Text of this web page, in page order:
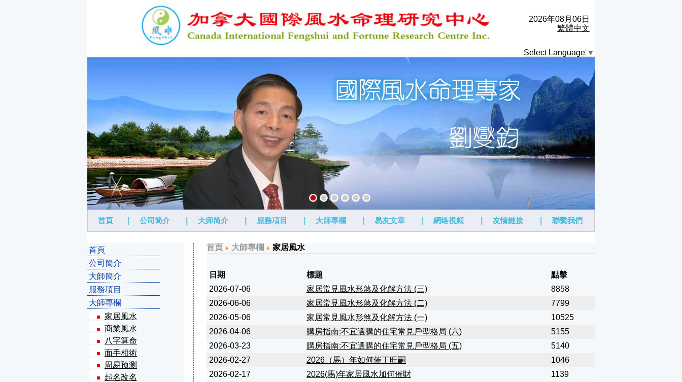
2026年08月06日
繁體中文
Select Language ▼
首頁 公司简介 大师简介 服務項目 大師專欄 易友文章 網络視頻 友情鏈接 聯繫我們
首頁
公司簡介
大師簡介
服務項目
大師專欄
家居風水
商業風水
八字算命
面手相術
周易预测
起名改名
首頁 大師專欄 家居風水
日期 標題
點擊
2026-07-06
家居常見風水形煞及化解方法 (三)
8858
2026-06-06
家居常見風水形煞及化解方法 (二)
7799
2026-05-06
家居常見風水形煞及化解方法 (一)
10525
2026-04-06
購房指南:不宜選購的住宅常見戶型格局 (六)
5155
2026-03-23
購房指南:不宜選購的住宅常見戶型格局 (五)
5140
2026-02-27
2026（馬）年如何催丁旺嗣
1046
2026-02-17
2026(馬)年家居風水加何催財
1139